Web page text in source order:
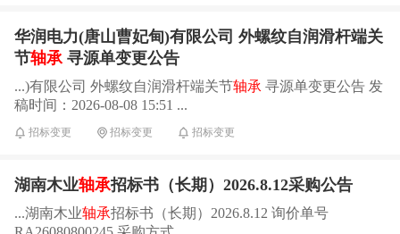
华润电力(唐山曹妃甸)有限公司 外螺纹自润滑杆端关
节轴承寻源单变更公告
...)有限公司 外螺纹自润滑杆端关节轴承 寻源单变更公告 发
稿时间：2026-08-08 15:51 ...
招标变更 招标变更 招标变更
湖南木业轴承招标书（长期）2026.8.12采购公告
...湖南木业轴承招标书（长期）2026.8.12 询价单号